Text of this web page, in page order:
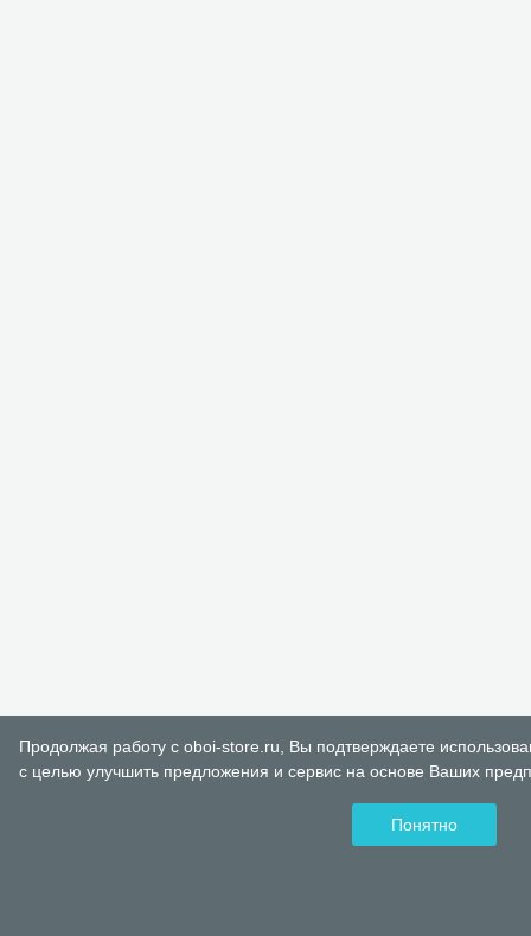
Продолжая работу с oboi-store.ru, Вы подтверждаете
с целью улучшить предложения и сервис на основе Ваших
Понятно